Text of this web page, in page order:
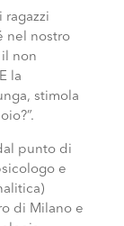
ragazzi
nel nostro
non
la
stimola
punto di
e
di Milano e